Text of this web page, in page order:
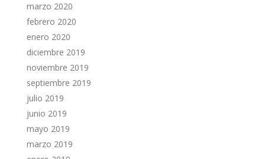
marzo 2020
febrero 2020
enero 2020
diciembre 2019
noviembre 2019
septiembre 2019
julio 2019
junio 2019
mayo 2019
marzo 2019